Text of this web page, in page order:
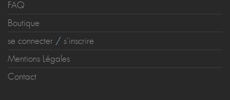
FAQ
Boutique
se connecter / s'inscrire
Mentions Légales
Contact